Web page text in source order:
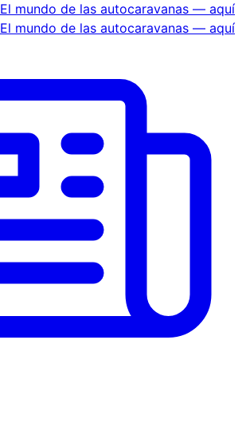
El mundo de las autocaravanas — aquí
El mundo de las autocaravanas — aquí